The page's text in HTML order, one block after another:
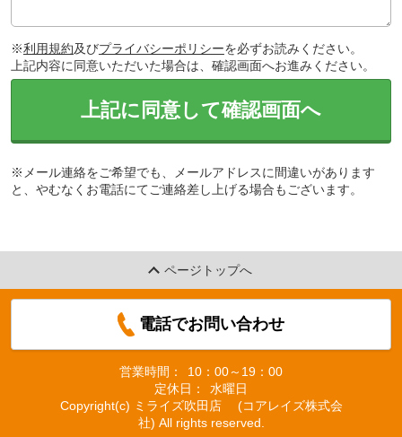
※利用規約及びプライバシーポリシーを必ずお読みください。
上記内容に同意いただいた場合は、確認画面へお進みください。
上記に同意して確認画面へ
※メール連絡をご希望でも、メールアドレスに間違いがあります
と、やむなくお電話にてご連絡差し上げる場合もございます。
ページトップへ
電話でお問い合わせ
営業時間：
10：00～19：00
定休日：
水曜日
Copyright(c) ミライズ吹田店 (コアレイズ株式会
社) All rights reserved.